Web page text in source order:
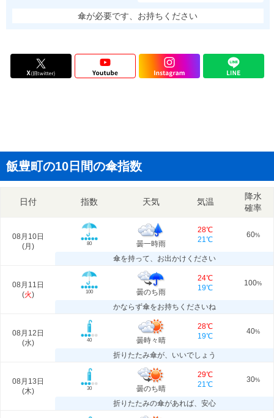
傘が必要です、お持ちください
飯豊町の10日間の傘指数
日付 指数 天気 気温
降水
確率
08月10日
(月 ) 80 曇一時雨
28℃
21℃
60%
傘を持って、お出かけください
08月11日
(火) 100 曇のち雨
24℃
19℃
100%
かならず傘をお持ちくださいね
08月12日
(水) 40 曇時々晴
28℃
19℃
40%
折りたたみ傘が、いいでしょう
08月13日
(木) 30 曇のち晴
29℃
21℃
30%
折りたたみの傘があれば、安心